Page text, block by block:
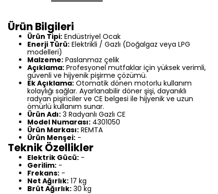
Ürün Bilgileri
Ürün Tipi: Endüstriyel Ocak
Enerji Türü: Elektrikli / Gazlı (Doğalgaz veya LPG
modelleri)
Malzeme: Paslanmaz çelik
Açıklama: Profesyonel mutfaklar için yüksek verimli,
güvenli ve hijyenik pişirme çözümü.
Ek Açıklama: Otomatik dönen motorlu kullanım
kolaylığı sağlar. Ayarlanabilir döner şişi, dayanıklı
radyan pişiriciler ve CE belgesi ile hijyenik ve uzun
ömürlü kullanım sunar.
Ürün Adı: 3 Radyanlı Gazlı CE
Model Numarası: 4301050
Ürün Markası: REMTA
Ürün Menşei: -
Teknik Özellikler
Elektrik Gücü: -
Gerilim: -
Frekans: -
Net Ağırlık: 17 kg
Brüt Ağırlık: 30 kg